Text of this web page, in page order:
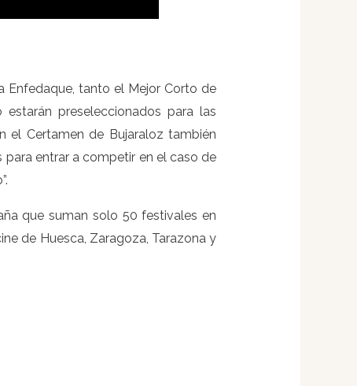
Enfedaque, tanto el Mejor Corto de
preseleccionados para las
el Certamen de Bujaraloz también
entrar a competir en el caso de
que suman solo 50 festivales en
de Huesca, Zaragoza, Tarazona y